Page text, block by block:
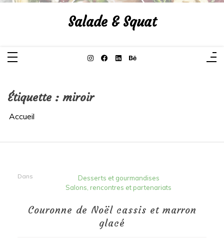
Aller
Salade & Squat
Étiquette : miroir
Accueil
Dans
Desserts et gourmandises
Salons, rencontres et partenariats
Couronne de Noël cassis et marron
glacé